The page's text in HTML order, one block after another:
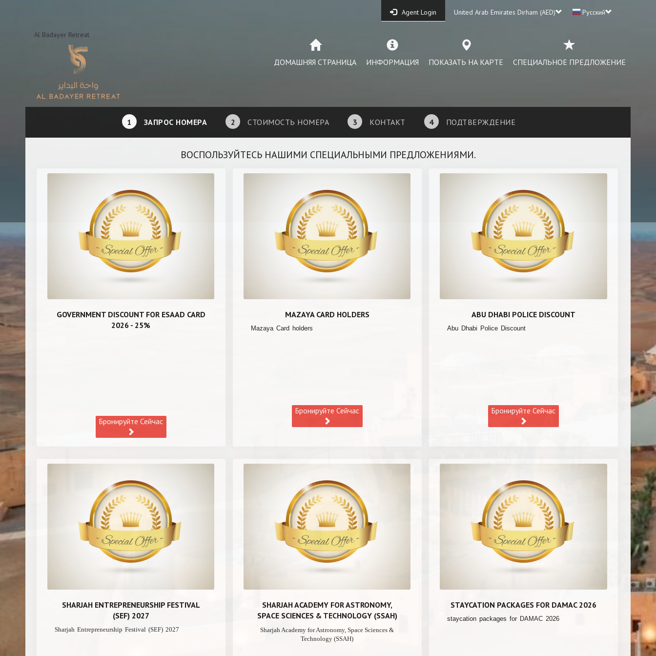
Agent Login United Arab Emirates Dirham (AED) Русский
Al Badayer Retreat
ДОМАШНЯЯ СТРАНИЦА ИНФОРМАЦИЯ ПОКАЗАТЬ НА КАРТЕ СПЕЦИАЛЬНОЕ ПРЕДЛОЖЕНИЕ
1 ЗАПРОС НОМЕРА 2 СТОИМОСТЬ НОМЕРА 3 КОНТАКТ 4 ПОДТВЕРЖДЕНИЕ
ВОСПОЛЬЗУЙТЕСЬ НАШИМИ СПЕЦИАЛЬНЫМИ ПРЕДЛОЖЕНИЯМИ.
GOVERNMENT DISCOUNT FOR ESAAD CARD
2026 - 25%
Бронируйте Сейчас
MAZAYA CARD HOLDERS
Mazaya Card holders
Бронируйте Сейчас
ABU DHABI POLICE DISCOUNT
Abu Dhabi Police Discount
Бронируйте Сейчас
SHARJAH ENTREPRENEURSHIP FESTIVAL
(SEF) 2027
Sharjah Entrepreneurship Festival (SEF) 2027
SHARJAH ACADEMY FOR ASTRONOMY,
SPACE SCIENCES & TECHNOLOGY (SSAH)
Sharjah Academy for Astronomy, Space Sciences &
Technology (SSAH)
STAYCATION PACKAGES FOR DAMAC 2026
staycation packages for DAMAC 2026